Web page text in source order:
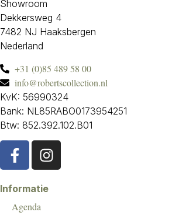
Showroom
Dekkersweg 4
7482 NJ Haaksbergen
Nederland
+31 (0)85 489 58 00
info@robertscollection.nl
KvK: 56990324
Bank: NL85RABO0173954251
Btw: 852.392.102.B01
Informatie
Agenda